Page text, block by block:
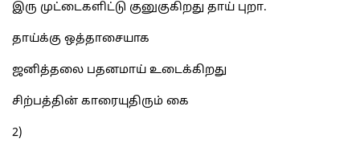
இரு முட்டைகளிட்டு குனுகுகிறது தாய் புறா.
தாய்க்கு ஒத்தாசையாக
ஜனித்தலை பதனமாய் உடைக்கிறது
சிற்பத்தின் காரையுதிரும் கை
2)